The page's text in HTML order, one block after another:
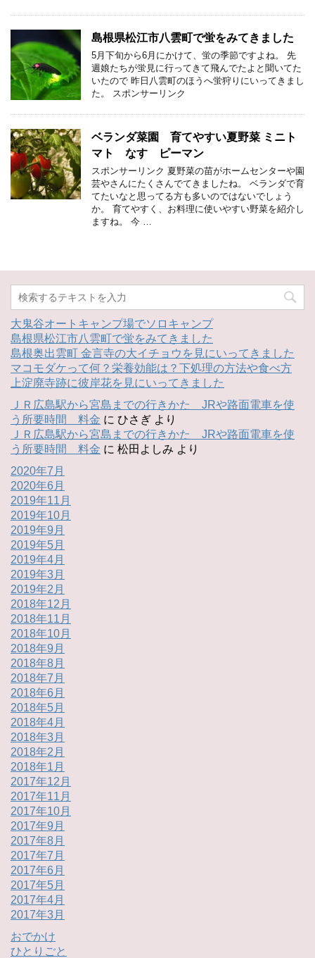
島根県松江市八雲町で蛍をみてきました
5月下旬から6月にかけて、蛍の季節ですよね。 先
週娘たちが蛍見に行ってきて飛んでたよと聞いてた
いたので 昨日八雲町のほうへ蛍狩りにいってきまし
た。 スポンサーリンク
ベランダ菜園 育てやすい夏野菜 ミニト
マト なす ピーマン
スポンサーリンク 夏野菜の苗がホームセンターや園
芸やさんにたくさんでてきましたね。 ベランダで育
てたいなと思ってる方も多いのではないでしょう
か。 育てやすく、お料理に使いやすい野菜を紹介し
ますね。 今 …
大鬼谷オートキャンプ場でソロキャンプ
島根県松江市八雲町で蛍をみてきました
島根奥出雲町 金言寺の大イチョウを見にいってきました
マコモダケって何？栄養効能は？下処理の方法や食べ方
上淀廃寺跡に彼岸花を見にいってきました
ＪＲ広島駅から宮島までの行きかた JRや路面電車を使
う所要時間 料金 に ひさぎ より
ＪＲ広島駅から宮島までの行きかた JRや路面電車を使
う所要時間 料金 に 松田よしみ より
2020年7月
2020年6月
2019年11月
2019年10月
2019年9月
2019年5月
2019年4月
2019年3月
2019年2月
2018年12月
2018年11月
2018年10月
2018年9月
2018年8月
2018年7月
2018年6月
2018年5月
2018年4月
2018年3月
2018年2月
2018年1月
2017年12月
2017年11月
2017年10月
2017年9月
2017年8月
2017年7月
2017年6月
2017年5月
2017年4月
2017年3月
おでかけ
ひとりごと